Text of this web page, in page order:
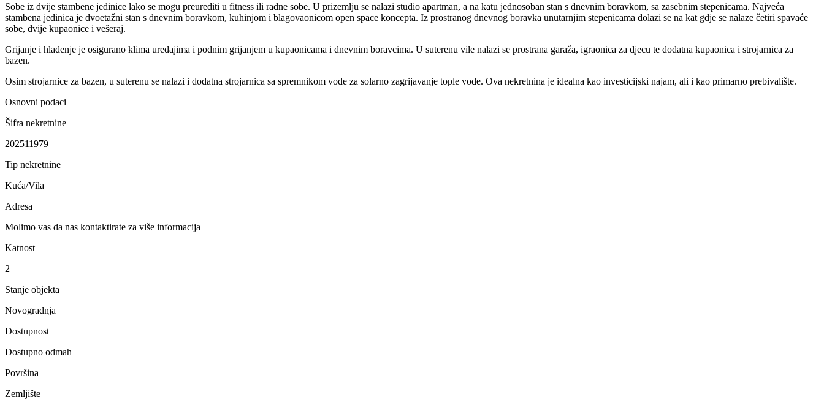
Sobe iz dvije stambene jedinice lako se mogu preurediti u fitness ili radne sobe. U prizemlju se nalazi studio apartman, a na katu jednosoban stan s dnevnim boravkom, sa zasebnim stepenicama. Najveća
stambena jedinica je dvoetažni stan s dnevnim boravkom, kuhinjom i blagovaonicom open space koncepta. Iz prostranog dnevnog boravka unutarnjim stepenicama dolazi se na kat gdje se nalaze četiri spavaće
sobe, dvije kupaonice i vešeraj.
Grijanje i hlađenje je osigurano klima uređajima i podnim grijanjem u kupaonicama i dnevnim boravcima. U suterenu vile nalazi se prostrana garaža, igraonica za djecu te dodatna kupaonica i strojarnica za
bazen.
Osim strojarnice za bazen, u suterenu se nalazi i dodatna strojarnica sa spremnikom vode za solarno zagrijavanje tople vode. Ova nekretnina je idealna kao investicijski najam, ali i kao primarno prebivalište.
Osnovni podaci
Šifra nekretnine
202511979
Tip nekretnine
Kuća/Vila
Adresa
Molimo vas da nas kontaktirate za više informacija
Katnost
2
Stanje objekta
Novogradnja
Dostupnost
Dostupno odmah
Površina
Zemljište